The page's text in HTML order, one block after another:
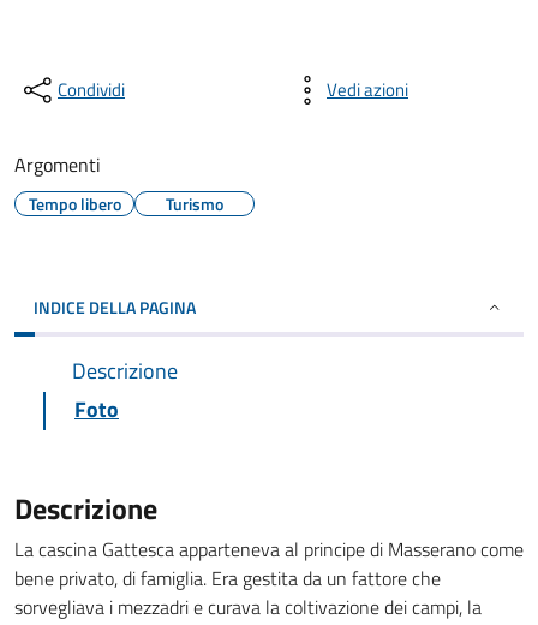
Condividi Vedi azioni
Argomenti
Tempo libero Turismo
INDICE DELLA PAGINA
Descrizione
Foto
Descrizione
La cascina Gattesca apparteneva al principe di Masserano come
bene privato, di famiglia. Era gestita da un fattore che
sorvegliava i mezzadri e curava la coltivazione dei campi, la